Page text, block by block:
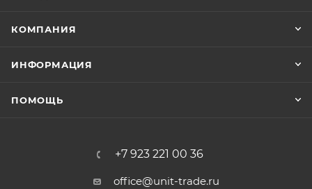
КОМПАНИЯ
ИНФОРМАЦИЯ
ПОМОЩЬ
+7 923 221 00 36
office@unit-trade.ru